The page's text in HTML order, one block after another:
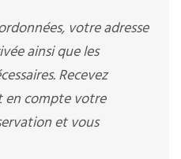
votre adresse
ainsi que les
Recevez
compte votre
et vous